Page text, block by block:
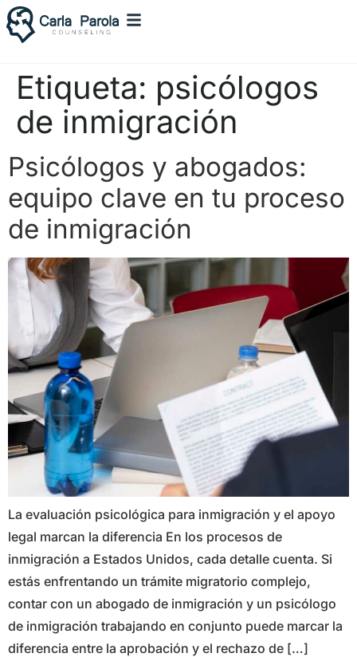
Etiqueta: psicólogos
de inmigración
Psicólogos y abogados:
equipo clave en tu proceso
de inmigración
La evaluación psicológica para inmigración y el apoyo
legal marcan la diferencia En los procesos de
inmigración a Estados Unidos, cada detalle cuenta. Si
estás enfrentando un trámite migratorio complejo,
contar con un abogado de inmigración y un psicólogo
de inmigración trabajando en conjunto puede marcar la
diferencia entre la aprobación y el rechazo de […]